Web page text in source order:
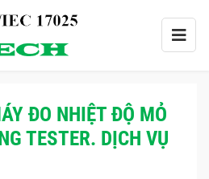
ĐO NHIỆT ĐỘ MỎ
TESTER. DỊCH VỤ